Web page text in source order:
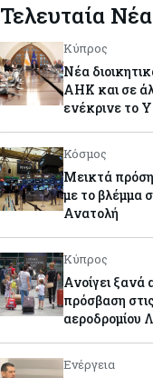
Τελευταία Νέα
Κύπρος
Νέα
AHK και σε
ενέκρινε το
Κόσμος
Μεικτά
με το βλέμμα
Ανατολή
Κύπρος
Ανοίγει ξανά
πρόσβαση
αεροδρομίου
Ενέργεια